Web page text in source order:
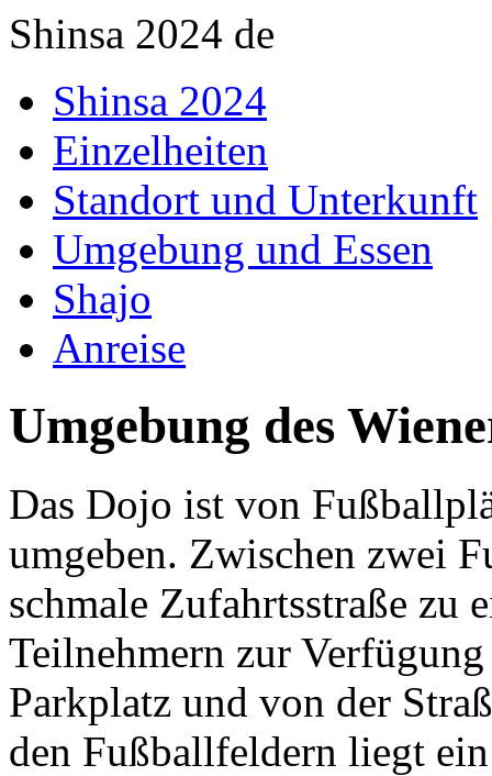
Shinsa 2024 de
Shinsa 2024
Einzelheiten
Standort und Unterkunft
Umgebung und Essen
Shajo
Anreise
Umgebung des
Das Dojo ist von
umgeben. Zwischen zwei
schmale Zufahrtsstraße zu
Teilnehmern zur
Parkplatz und von der
den Fußballfeldern liegt